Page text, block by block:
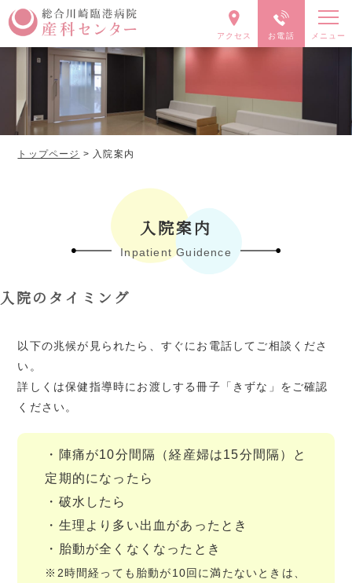
トップページ > 入院案内
入院案内
Inpatient Guidence
入院のタイミング
以下の兆候が見られたら、すぐにお電話してご相談くださ
い。
詳しくは保健指導時にお渡しする冊子「きずな」をご確認
ください。
・陣痛が10分間隔（経産婦は15分間隔）と
定期的になったら
・破水したら
・生理より多い出血があったとき
・胎動が全くなくなったとき
※2時間経っても胎動が10回に満たないときは、